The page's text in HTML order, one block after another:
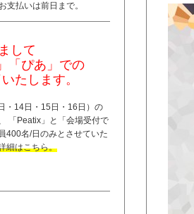
支払いは前日まで。
して
「ぴあ」での
たします。
・14日・15日・16日）の
「 Peatix 」と「 会場受付で
400名/日のみとさせていた
細はこちら。